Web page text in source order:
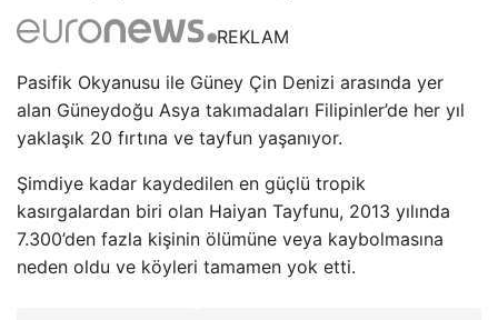
REKLAM
Pasifik Okyanusu ile Güney Çin Denizi arasında yer
alan Güneydoğu Asya takımadaları Filipinler’de her yıl
yaklaşık 20 fırtına ve tayfun yaşanıyor.
Şimdiye kadar kaydedilen en güçlü tropik
kasırgalardan biri olan Haiyan Tayfunu, 2013 yılında
7.300’den fazla kişinin ölümüne veya kaybolmasına
neden oldu ve köyleri tamamen yok etti.